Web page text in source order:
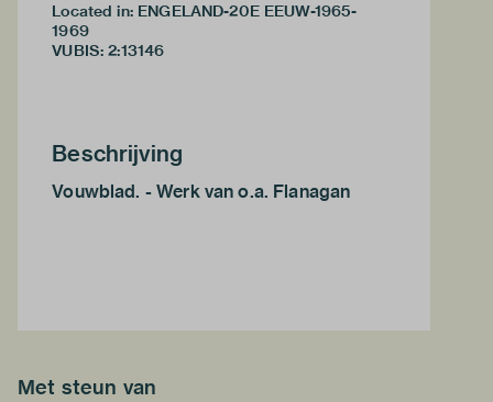
Located in: ENGELAND-20E EEUW-1965-
1969
VUBIS: 2:13146
Beschrijving
Vouwblad. - Werk van o.a. Flanagan
Met steun van